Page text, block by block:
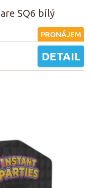
SQ6 bílý
PRONÁJEM
DETAIL